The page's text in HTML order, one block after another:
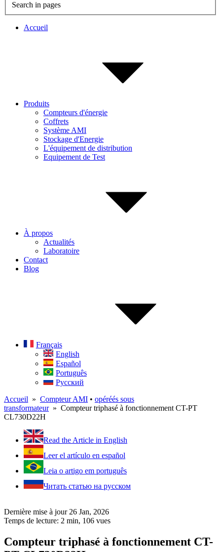
Search in pages
Accueil
Produits
Compteurs d'énergie
Coffrets
Système AMI
Stockage d'Energie
L'équipement de distribution
Equipement de Test
À propos
Actualités
Laboratoire
Contact
Blog
Français
English
Español
Português
Русский
Accueil » Compteur AMI • opéréés sous
transformateur» Compteur triphasé à fonctionnement CT-PT
CL730D22H
Read the Article in English
Leer el artículo en español
Leia o artigo em português
Читать статью на русском
Dernière mise à jour 26 Jan, 2026
Temps de lecture: 2 min, 106 vues
Compteur triphasé à fonctionnement CT-